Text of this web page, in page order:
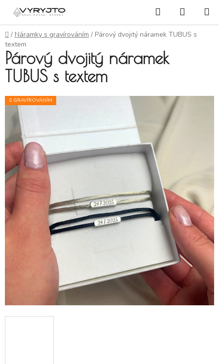
Přejít na obsah Hledat
Domů
/ Náramky s gravírováním / Párový dvojitý náramek TUBUS s
textem
Párový dvojitý náramek
TUBUS s textem
S GRAVÍROVÁNÍM